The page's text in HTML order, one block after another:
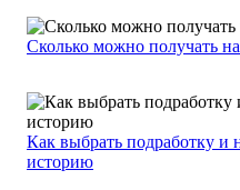
Сколько можно получать
Как выбрать подработку и
историю